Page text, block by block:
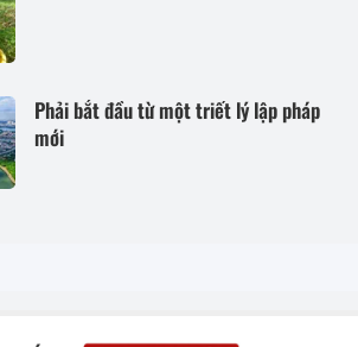
Phải bắt đầu từ một triết lý lập pháp
mới